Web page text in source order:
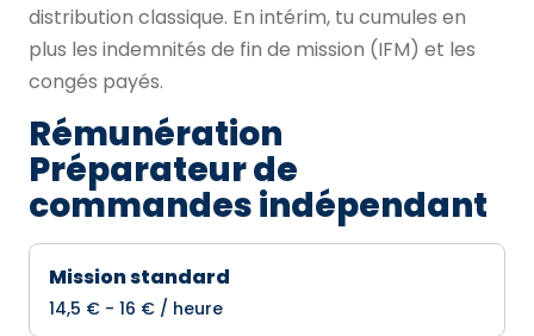
distribution classique. En intérim, tu cumules en
plus les indemnités de fin de mission (IFM) et les
congés payés.
Rémunération
Préparateur de
commandes indépendant
Mission standard
14,5 € - 16 € / heure